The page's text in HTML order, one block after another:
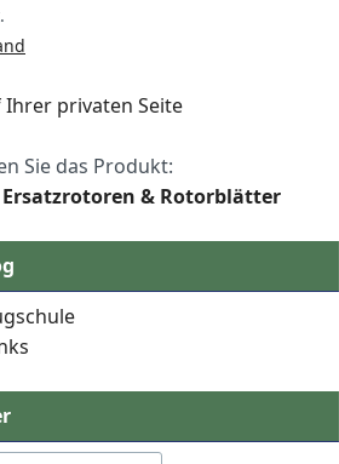
privaten Seite
Sie das Produkt:
& Rotorblätter